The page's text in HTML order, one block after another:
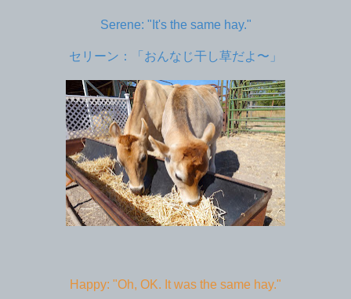
Serene: "It's the same hay."
セリーン：「おんなじ干し草だよ〜」
Happy: "Oh, OK. It was the same hay."